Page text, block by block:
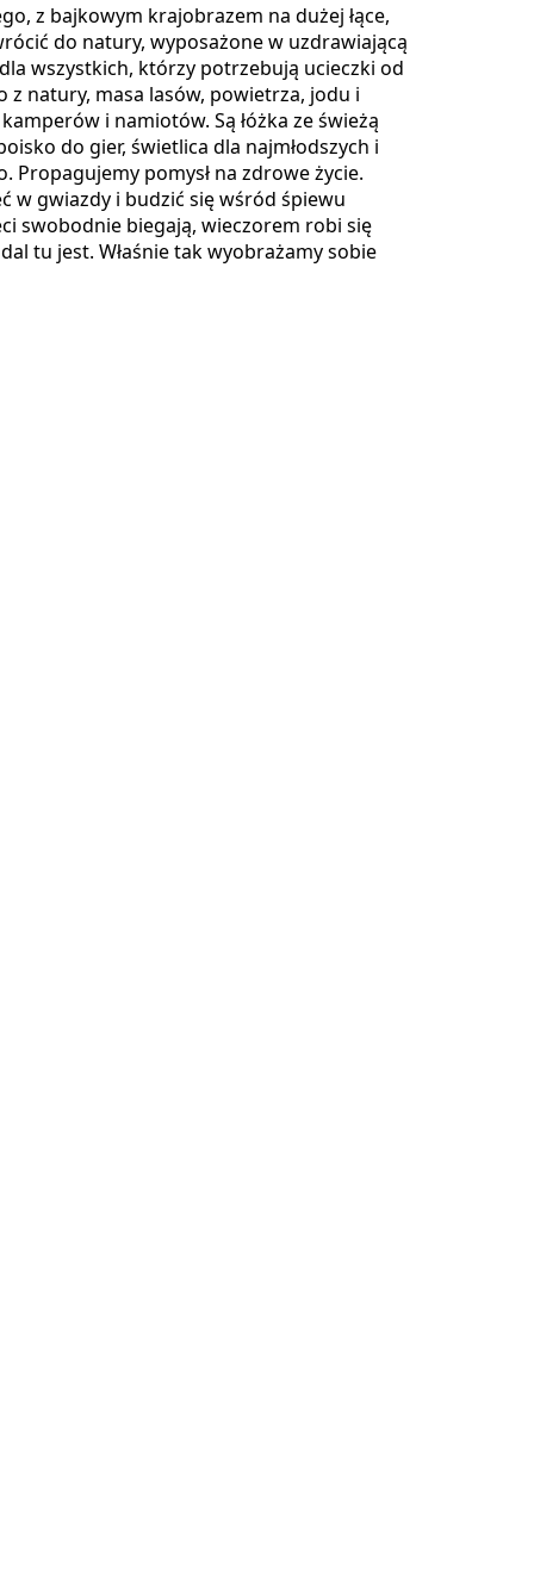
z bajkowym krajobrazem na dużej łące,
do natury, wyposażone w uzdrawiającą
wszystkich, którzy potrzebują ucieczki od
z natury, masa lasów, powietrza, jodu i
i namiotów. Są łóżka ze świeżą
do gier, świetlica dla najmłodszych i
pomysł na zdrowe życie.
w gwiazdy i budzić się wśród śpiewu
swobodnie biegają, wieczorem robi się
tu jest. Właśnie tak wyobrażamy sobie